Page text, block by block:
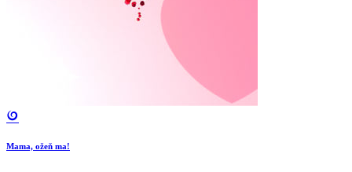
Mama, ožeň ma!